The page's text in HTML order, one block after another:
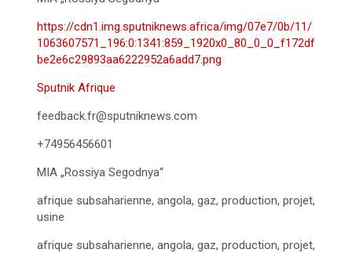
https://cdn1.img.sputniknews.africa/img/07e7/0b/11/
1063607571_196:0:1341:859_1920x0_80_0_0_f172df
be2e6c29893aa6222952a6add7.png
Sputnik Afrique
feedback.fr@sputniknews.com
+74956456601
MIA „Rossiya Segodnya“
afrique subsaharienne, angola, gaz, production, projet,
usine
afrique subsaharienne, angola, gaz, production, projet,